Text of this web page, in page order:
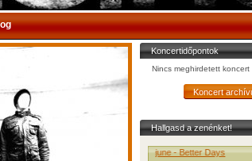
Koncertidőpontok
Nincs meghirdetett koncert
Hallgasd a zenénket!
Lifejune - Better Days